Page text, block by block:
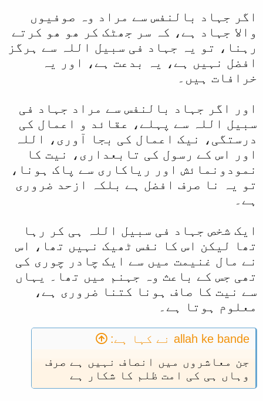
اگر جہاد بالنفس سے مراد وہ صوفیوں
والا جہاد ہے، کہ سر جھٹک کر ھو ھو کرتے
رہنا، تو یہ جہاد فی سبیل اللہ سے ہرگز
افضل نہیں ہے، یہ بدعت ہے، اور یہ
خرافات ہیں۔
اور اگر جہاد بالنفس سے مراد جہاد فی
سبیل اللہ سے پہلے، عقائد و اعمال کی
درستگی، نیک اعمال کی بجا آوری، اللہ
اور اس کے رسول کی تابعداری، نیت کا
نمودونمائش اور ریاکاری سے پاک ہونا،
تو یہ نا صرف افضل ہے بلکہ ازحد ضروری
ہے۔
ایک شخص جہاد فی سبیل اللہ ہی کر رہا
تھا لیکن اس کا نفس ٹھیک نہیں تھا، اس
نے مال غنیمت میں سے ایک چادر چوری کی
تھی جس کے باعث وہ جہنم میں تھا۔ یہاں
سے نیت کا صاف ہونا کتنا ضروری ہے،
معلوم ہوتا ہے۔
allah ke bande نے کہا ہے:
جن معاشروں میں انصاف نہیں ہے صرف
وہاں ہی کی امت ظلم کا شکار ہے